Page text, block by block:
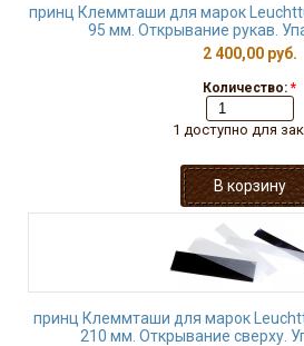
принц Клеммташи для марок
95 мм. Открывание рукав.
2 400,00 руб.
Количество: *
1 доступно для
принц Клеммташи для марок
210 мм. Открывание сверху.